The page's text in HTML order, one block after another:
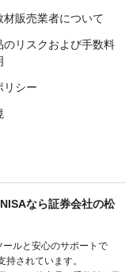
材販売業者について
のリスクおよび手数料
リシー
なら証券会社の松
ルと安心のサポートで
されています。